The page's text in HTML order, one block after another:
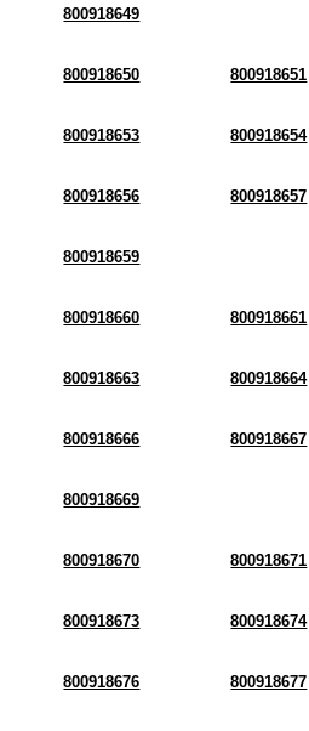
800918649
800918650 800918651
800918653 800918654
800918656 800918657
800918659
800918660 800918661
800918663 800918664
800918666 800918667
800918669
800918670 800918671
800918673 800918674
800918676 800918677